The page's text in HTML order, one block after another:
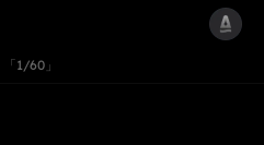
「1/60」